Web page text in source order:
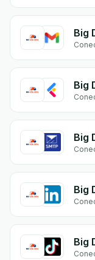
Big
Big
Big
Big
Big